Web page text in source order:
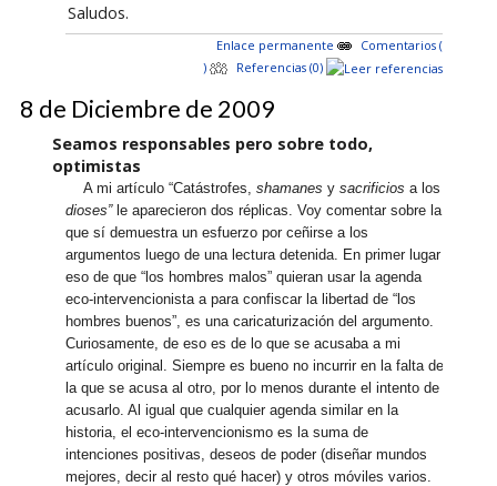
Saludos.
Enlace permanente
Comentarios (
)
Referencias (0)
8 de Diciembre de 2009
Seamos responsables pero sobre todo,
optimistas
A mi artículo “Catástrofes,shamanes ysacrificios a los
dioses” le aparecieron dos réplicas. Voy comentar sobre la
que sí demuestra un esfuerzo por ceñirse a los
argumentos luego de una lectura detenida. En primer lugar
eso de que “los hombres malos” quieran usar la agenda
eco-intervencionista a para confiscar la libertad de “los
hombres buenos”, es una caricaturización del argumento.
Curiosamente, de eso es de lo que se acusaba a mi
artículo original. Siempre es bueno no incurrir en la falta de
la que se acusa al otro, por lo menos durante el intento de
acusarlo. Al igual que cualquier agenda similar en la
historia, el eco-intervencionismo es la suma de
intenciones positivas, deseos de poder (diseñar mundos
mejores, decir al resto qué hacer) y otros móviles varios.